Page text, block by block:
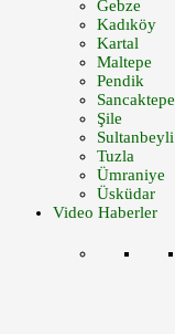
Gebze
Kadıköy
Kartal
Maltepe
Pendik
Sancaktepe
Şile
Sultanbeyli
Tuzla
Ümraniye
Üsküdar
Video Haberler